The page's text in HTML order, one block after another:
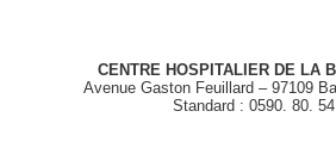
CENTRE HOSPITALIER DE LA
Avenue Gaston Feuillard – 97109
Standard : 0590. 80.